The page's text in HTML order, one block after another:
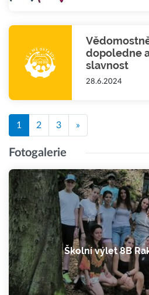
dopoledne
slavnost
28.6.2024
1 2 3 »
Fotogalerie
Školní výlet 8B